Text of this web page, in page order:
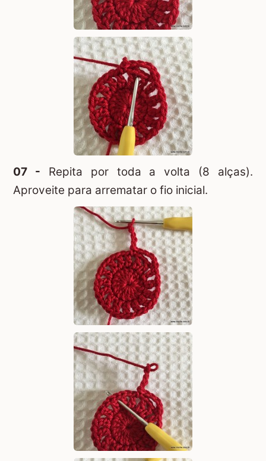
07 - Repita por toda a volta (8 alças).
Aproveite para arrematar o fio inicial.